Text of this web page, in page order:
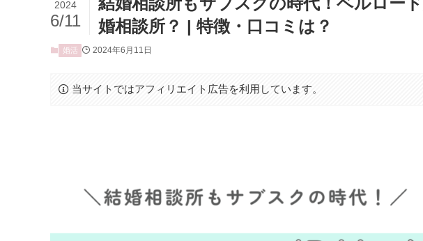
婚相談所？ | 特徴・口コミは？
2024
6/11
婚活 2024年6月11日
当サイトではアフィリエイト広告を利用しています。